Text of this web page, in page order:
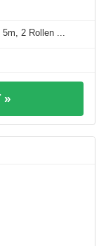
2 Rollen ...
»